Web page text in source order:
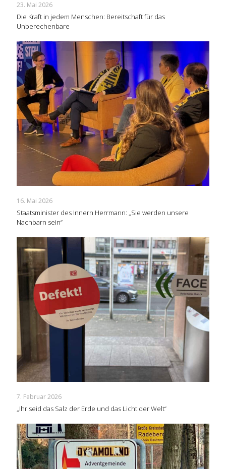
23. Mai 2026
Die Kraft in jedem Menschen: Bereitschaft für das
Unberechenbare
16. Mai 2026
Staatsminister des Innern Herrmann: „Sie werden unsere
Nachbarn sein“
7. Februar 2026
„Ihr seid das Salz der Erde und das Licht der Welt“